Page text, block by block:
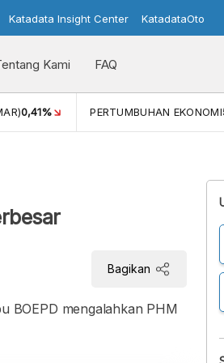
Katadata Insight Center KatadataOto
Kami FAQ
0,41% PERTUMBUHAN EKONOMI
Bagikan
BOEPD mengalahkan PHM